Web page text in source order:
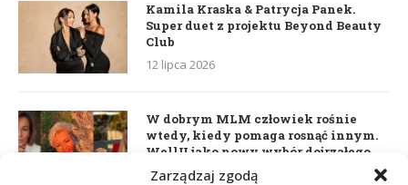
Zarządzaj zgodą
Kamila Kraska & Patrycja Panek.
Super duet z projektu Beyond Beauty
Club
12 lipca 2026
W dobrym MLM człowiek rośnie
wtedy, kiedy pomaga rosnąć innym.
WellU jako nowy wybór dojrzałego
lidera